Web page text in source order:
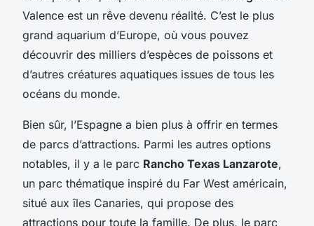
Valence est un rêve devenu réalité. C’est le plus
grand aquarium d’Europe, où vous pouvez
découvrir des milliers d’espèces de poissons et
d’autres créatures aquatiques issues de tous les
océans du monde.
Bien sûr, l’Espagne a bien plus à offrir en termes
de parcs d’attractions. Parmi les autres options
notables, il y a le parc Rancho Texas Lanzarote,
un parc thématique inspiré du Far West américain,
situé aux îles Canaries, qui propose des
attractions pour toute la famille. De plus, le parc